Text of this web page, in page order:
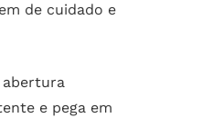
de cuidado e
e pega em